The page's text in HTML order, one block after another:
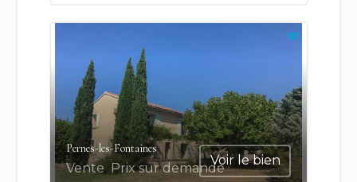
Pernes-les-Fontaines
Vente Prix sur demande
Voir le bien